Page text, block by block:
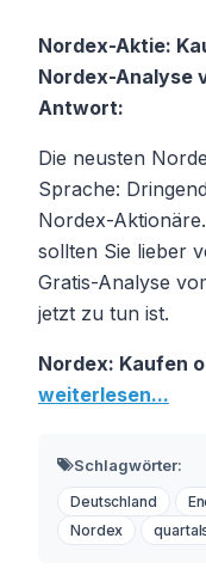
Nordex-Aktie:
Nordex-Analyse
Antwort:
Die neusten
Sprache:
Nordex-
sollten Sie lieber
Gratis-Analyse
jetzt zu tun ist.
Nordex: Kaufen
weiterlesen...
Schlagwörter:
Deutschland
Nordex